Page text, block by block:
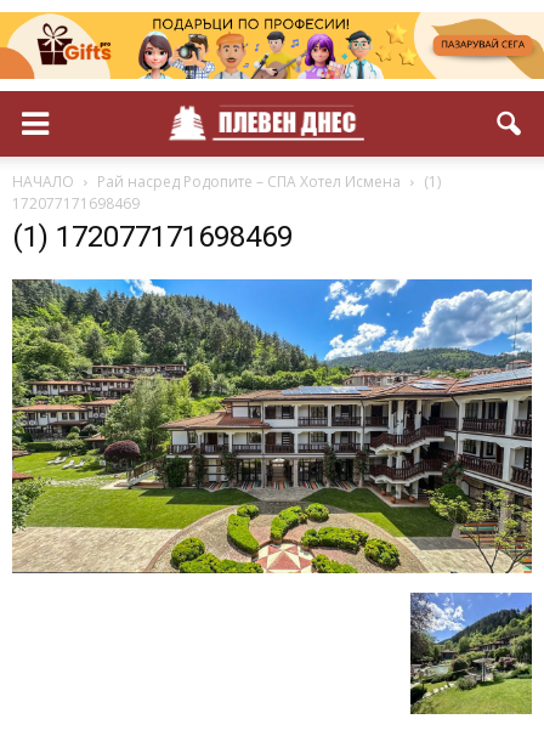
НАЧАЛО Рай насред Родопите – СПА Хотел Исмена
(1)
172077171698469
(1) 172077171698469